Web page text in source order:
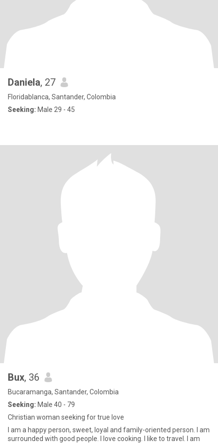
Daniela, 27
Floridablanca, Santander, Colombia
Seeking: Male 29 - 45
Bux, 36
Bucaramanga, Santander, Colombia
Seeking: Male 40 - 79
Christian woman seeking for true love
I am a happy person, sweet, loyal and family-oriented person. I am
surrounded with good people. I love cooking. I like to travel. I am